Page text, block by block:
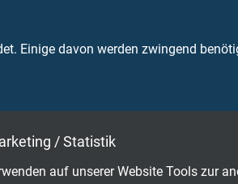
Einige davon werden zwingend
/ Statistik
auf unserer Website Tools zur
kurzzeitig: +250°C
> 1 M Ω x km